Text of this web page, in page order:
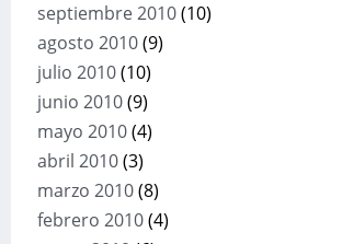
septiembre 2010(10)
agosto 2010(9)
julio 2010(10)
junio 2010(9)
mayo 2010(4)
abril 2010(3)
marzo 2010(8)
febrero 2010(4)